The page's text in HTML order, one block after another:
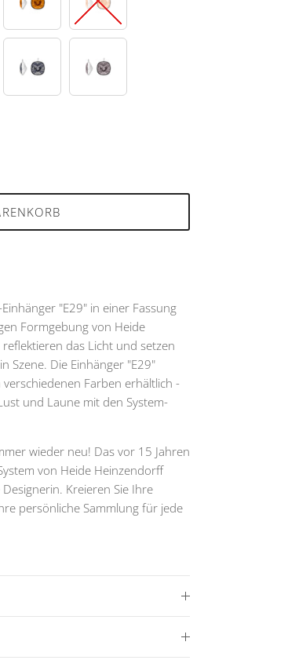
69 70
90 91
"E29" in einer Fassung
Formgebung von Heide
das Licht und setzen
Szene. Die Einhänger "E29"
Farben erhältlich -
und Laune mit den System-
wieder neu! Das vor 15 Jahren
von Heide Heinzendorff
Kreieren Sie Ihre
persönliche Sammlung für jede